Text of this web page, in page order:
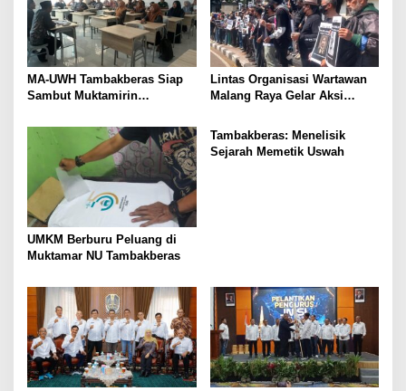
MA-UWH Tambakberas Siap
Sambut Muktamirin
Lintas Organisasi Wartawan
Malang Raya Gelar Aksi
Ireng”
UMKM Berburu Peluang di
Muktamar NU Tambakberas
Tambakberas: Menelisik
Sejarah Memetik Uswah